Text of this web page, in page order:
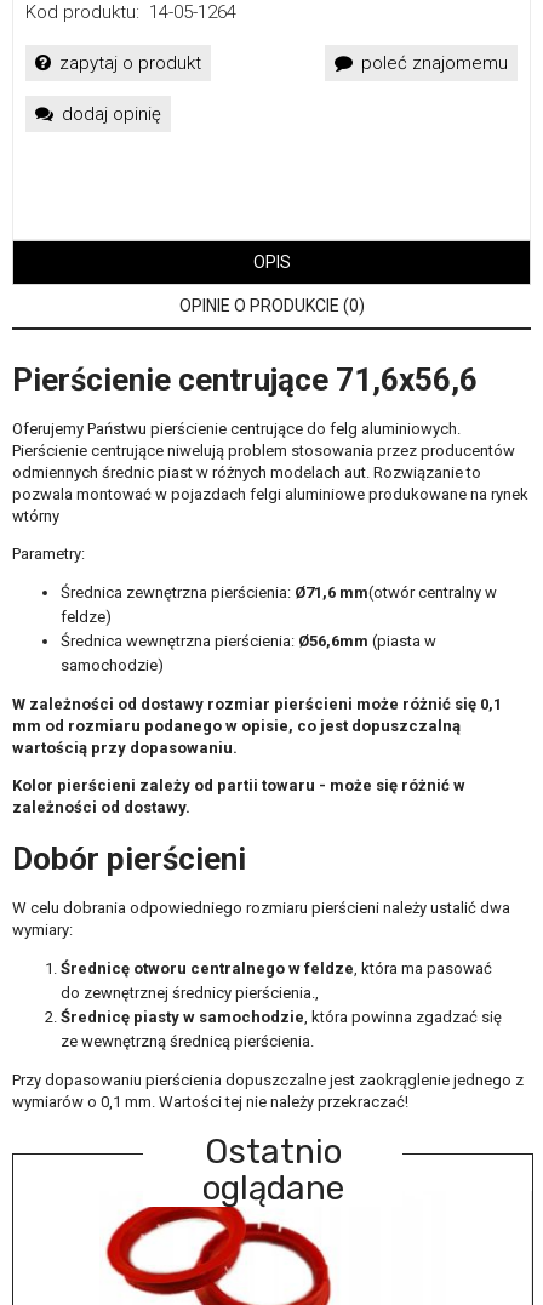
Kod produktu: 14-05-1264
zapytaj o produkt poleć znajomemu
dodaj opinię
OPIS
OPINIE O PRODUKCIE (0)
Pierścienie centrujące 71,6x56,6
Oferujemy Państwu pierścienie centrujące do felg aluminiowych.
Pierścienie centrujące niwelują problem stosowania przez producentów
odmiennych średnic piast w różnych modelach aut. Rozwiązanie to
pozwala montować w pojazdach felgi aluminiowe produkowane na rynek
wtórny
Parametry:
Średnica zewnętrzna pierścienia: Ø71,6 mm(otwór centralny w
feldze)
Średnica wewnętrzna pierścienia: Ø56,6mm (piasta w
samochodzie)
W zależności od dostawy rozmiar pierścieni może różnić się 0,1
mm od rozmiaru podanego w opisie, co jest dopuszczalną
wartością przy dopasowaniu.
Kolor pierścieni zależy od partii towaru - może się różnić w
zależności od dostawy.
Dobór pierścieni
W celu dobrania odpowiedniego rozmiaru pierścieni należy ustalić dwa
wymiary:
Średnicę otworu centralnego w feldze , która ma pasować
do zewnętrznej średnicy pierścienia.,
Średnicę piasty w samochodzie , która powinna zgadzać się
ze wewnętrzną średnicą pierścienia.
Przy dopasowaniu pierścienia dopuszczalne jest zaokrąglenie jednego z
wymiarów o 0,1 mm. Wartości tej nie należy przekraczać!
Ostatnio
oglądane